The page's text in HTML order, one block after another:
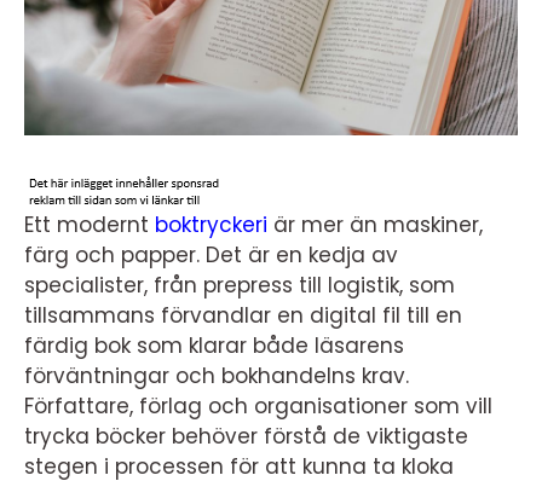
Ett modernt boktryckeri är mer än maskiner,
färg och papper. Det är en kedja av
specialister, från prepress till logistik, som
tillsammans förvandlar en digital fil till en
färdig bok som klarar både läsarens
förväntningar och bokhandelns krav.
Författare, förlag och organisationer som vill
trycka böcker behöver förstå de viktigaste
stegen i processen för att kunna ta kloka